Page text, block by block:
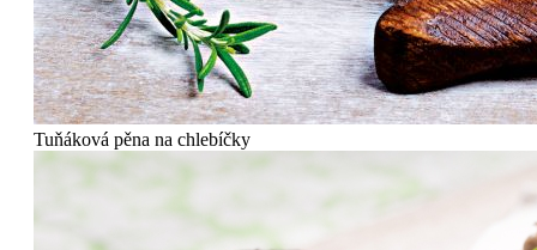
Tuňáková pěna na chlebíčky